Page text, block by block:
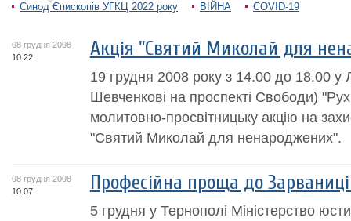
Синод Єпископів УГКЦ 2022 року ВІЙНА COVID-19
08 грудня 2008
10:22
Акція "Святий Миколай для
19 грудня 2008 року з 14.00 до 18.00 у
Шевченкові на проспекті Свободи)
молитовно-просвітницьку акцію на
"Святий Миколай для ненароджених".
08 грудня 2008
10:07
Професійна проща до Зарваниці
5 грудня у Тернополі Міністерство